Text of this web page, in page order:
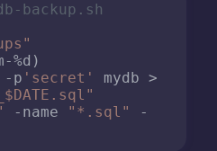
backup.sh
%d)
-p 'secret'
-name "*.sql"
-